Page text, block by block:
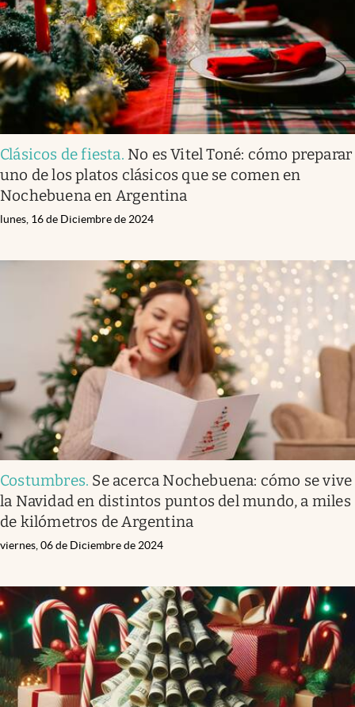
Clásicos de fiesta. No es Vitel Toné: cómo preparar
uno de los platos clásicos que se comen en
Nochebuena en Argentina
lunes, 16 de Diciembre de 2024
Costumbres. Se acerca Nochebuena: cómo se vive
la Navidad en distintos puntos del mundo, a miles
de kilómetros de Argentina
viernes, 06 de Diciembre de 2024